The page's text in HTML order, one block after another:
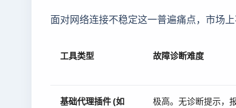
面对网络连接不稳定这一普遍痛点，市场
工具类型 故障诊断难度
基础代理插件 (如
极高。无诊断提示，